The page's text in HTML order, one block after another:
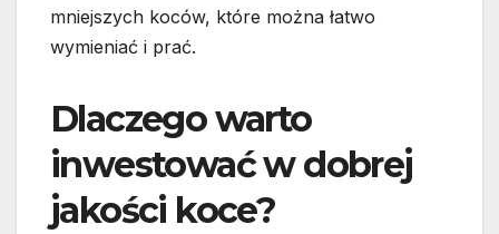
mniejszych koców, które można łatwo
wymieniać i prać.
Dlaczego warto
inwestować w dobrej
jakości koce?